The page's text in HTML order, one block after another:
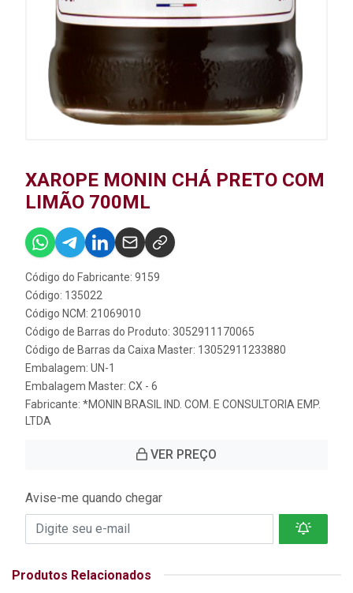
XAROPE MONIN CHÁ PRETO COM
LIMÃO 700ML
Código do Fabricante: 9159
Código: 135022
Código NCM: 21069010
Código de Barras do Produto: 3052911170065
Código de Barras da Caixa Master: 13052911233880
Embalagem: UN-1
Embalagem Master: CX - 6
Fabricante: *MONIN BRASIL IND. COM. E CONSULTORIA EMP.
LTDA
VER PREÇO
Avise-me quando chegar
Produtos Relacionados